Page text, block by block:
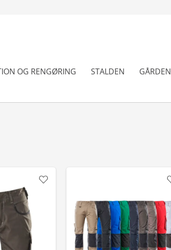
OG RENGØRING STALDEN GÅRDEN